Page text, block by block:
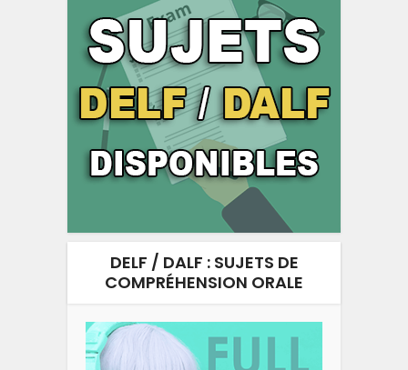
DELF / DALF : SUJETS DE
COMPRÉHENSION ORALE